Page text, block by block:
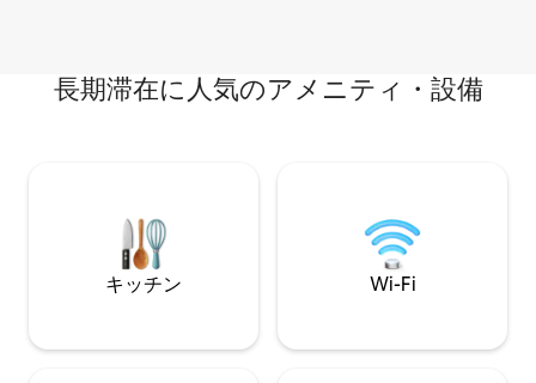
長期滞在に人気のアメニティ・設備
キッチン Wi-Fi